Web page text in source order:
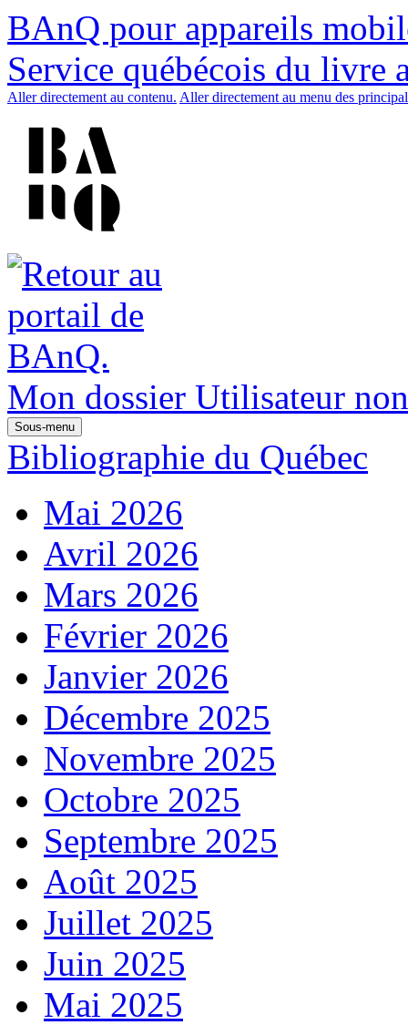
BAnQ pour appareils
Service québécois du livre
Aller directement au contenu. Aller directement au menu des
Mon dossier Utilisateur
Sous-menu
Bibliographie du Québec
Mai 2026
Avril 2026
Mars 2026
Février 2026
Janvier 2026
Décembre 2025
Novembre 2025
Octobre 2025
Septembre 2025
Août 2025
Juillet 2025
Juin 2025
Mai 2025